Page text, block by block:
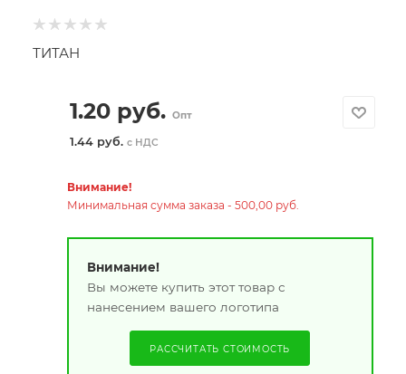
ТИТАН
1.20руб. Опт
1.44 руб. с НДС
Внимание!
Минимальная сумма заказа - 500,00 руб.
Внимание!
Вы можете купить этот товар с
нанесением вашего логотипа
РАССЧИТАТЬ СТОИМОСТЬ